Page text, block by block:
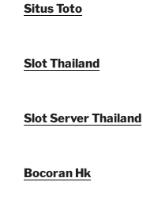
Situs Toto
Slot Thailand
Slot Server Thailand
Bocoran Hk